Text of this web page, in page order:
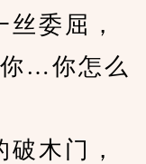
委屈，
…你怎么
木门，